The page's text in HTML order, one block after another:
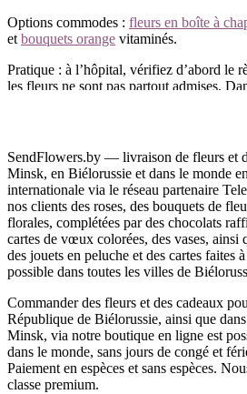
Options commodes : fleurs en boîte à
et bouquets orange vitaminés.
Pratique : à l’hôpital, vérifiez d’abord le
les fleurs ne sont pas partout admises.
domicile, en clinique ou pour la sortie, à
Des questions ?Appelez-nous— un
chaleureux.
SendFlowers.by — livraison de fleurs et
Minsk, en Biélorussie et dans le monde
internationale via le réseau partenaire
nos clients des roses, des bouquets de
florales, complétées par des chocolats
cartes de vœux colorées, des vases, ainsi
des jouets en peluche et des cartes faites
possible dans toutes les villes de
Commander des fleurs et des cadeaux
République de Biélorussie, ainsi que
Minsk, via notre boutique en ligne est
dans le monde, sans jours de congé et
Paiement en espèces et sans espèces.
classe premium.